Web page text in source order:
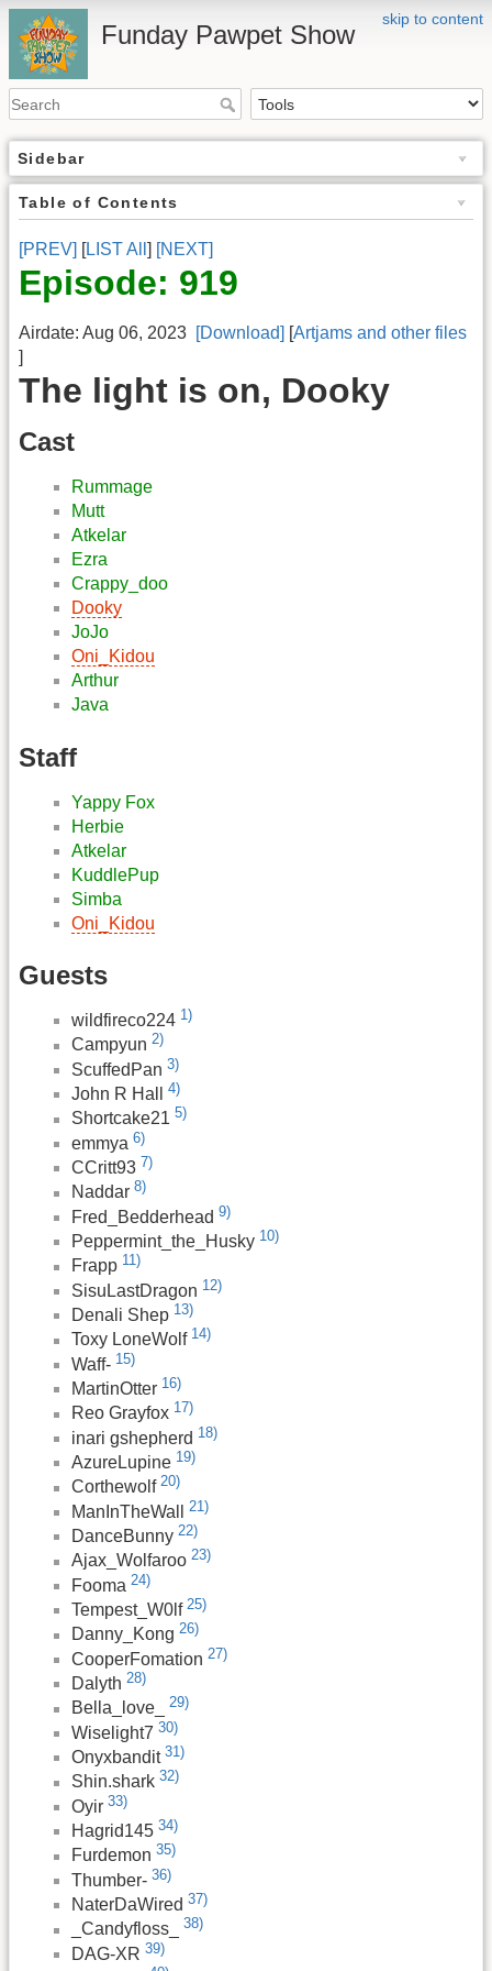
skip to content
Funday Pawpet Show
Sidebar
Table of Contents
[PREV] [LIST All ] [NEXT]
Episode: 919
Airdate: Aug 06, 2023 [Download] [Artjams and other files
]
The light is on, Dooky
Cast
Rummage
Mutt
Atkelar
Ezra
Crappy_doo
Dooky
JoJo
Oni_Kidou
Arthur
Java
Staff
Yappy Fox
Herbie
Atkelar
KuddlePup
Simba
Oni_Kidou
Guests
wildfireco224 1)
Campyun 2)
ScuffedPan 3)
John R Hall 4)
Shortcake21 5)
emmya 6)
CCritt93 7)
Naddar 8)
Fred_Bedderhead 9)
Peppermint_the_Husky 10)
Frapp 11)
SisuLastDragon 12)
Denali Shep 13)
Toxy LoneWolf 14)
Waff- 15)
MartinOtter 16)
Reo Grayfox 17)
inari gshepherd 18)
AzureLupine 19)
Corthewolf 20)
ManInTheWall 21)
DanceBunny 22)
Ajax_Wolfaroo 23)
Fooma 24)
Tempest_W0lf 25)
Danny_Kong 26)
CooperFomation 27)
Dalyth 28)
Bella_love_ 29)
Wiselight7 30)
Onyxbandit 31)
Shin.shark 32)
Oyir 33)
Hagrid145 34)
Furdemon 35)
Thumber- 36)
NaterDaWired 37)
_Candyfloss_ 38)
DAG-XR 39)